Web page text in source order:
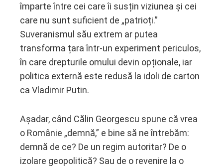
împarte între cei care îi susțin viziunea și cei
care nu sunt suficient de „patrioți.”
Suveranismul său extrem ar putea
transforma țara într-un experiment periculos,
în care drepturile omului devin opționale, iar
politica externă este redusă la idoli de carton
ca Vladimir Putin.
Așadar, când Călin Georgescu spune că vrea
o Românie „demnă,” e bine să ne întrebăm:
demnă de ce? De un regim autoritar? De o
izolare geopolitică? Sau de o revenire la o